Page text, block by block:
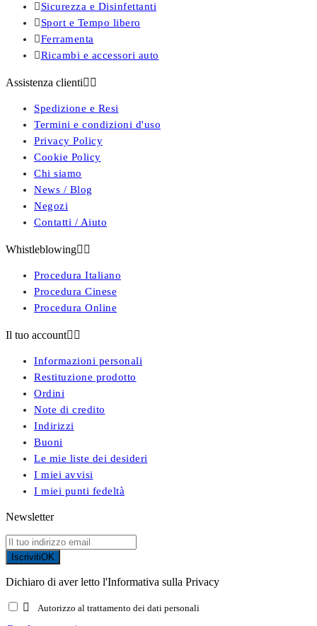
 Sicurezza e Disinfettanti
 Sport e Tempo libero
Ferramenta
Ricambi e accessori auto
Assistenza clienti 
Spedizione e Resi
Termini e condizioni d'uso
Privacy Policy
Cookie Policy
Chi siamo
News / Blog
Negozi
Contatti / Aiuto
Whistleblowing 
Procedura Italiano
Procedura Cinese
Procedura Online
Il tuo account 
Informazioni personali
Restituzione prodotto
Ordini
Note di credito
Indirizzi
Buoni
Le mie liste dei desideri
I miei avvisi
I miei punti fedeltà
Newsletter
IscrivitiOK
Dichiaro di aver letto l'Informativa sulla Privacy
 Autorizzo al trattamento dei dati personali